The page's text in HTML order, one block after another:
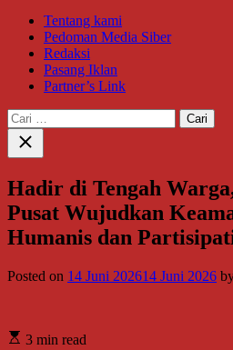
Tentang kami
Pedoman Media Siber
Redaksi
Pasang Iklan
Partner’s Link
Cari
untuk:
Close
search
Hadir di Tengah
Pusat Wujudkan
Humanis dan
Posted on 14 Juni 202614 Juni 2026
3 min read